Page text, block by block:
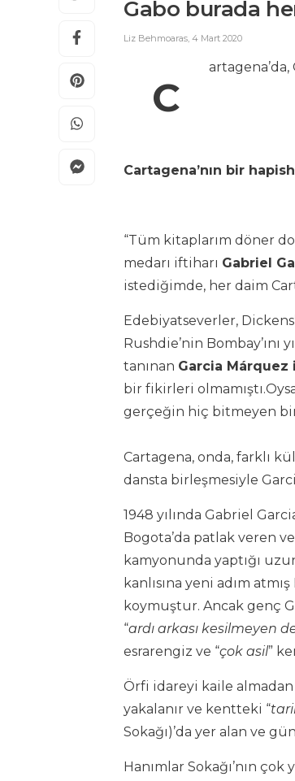
Gabo burada
Liz Behmoaras, 4 Mart 2020
C
Cartagena’nın bir
“Tüm kitaplarım döner
medarı iftiharı Gabriel
istediğimde, her daim
Edebiyatseverler,
Rushdie’nin Bombay’ını
tanınan Garcia Márquez
bir fikirleri
gerçeğin hiç bitmeyen bir
Cartagena, onda, farklı
dansta birleşmesiyle
1948 yılında Gabriel
Bogota’da patlak veren
kamyonunda yaptığı
kanlısına yeni adım
koymuştur. Ancak genç
“ardı arkası kesilmeyen
esrarengiz ve “çok asil”
Örfi idareyi kaile
yakalanır ve kentteki “
Sokağı)’da yer alan ve
Hanımlar Sokağı’nın çok